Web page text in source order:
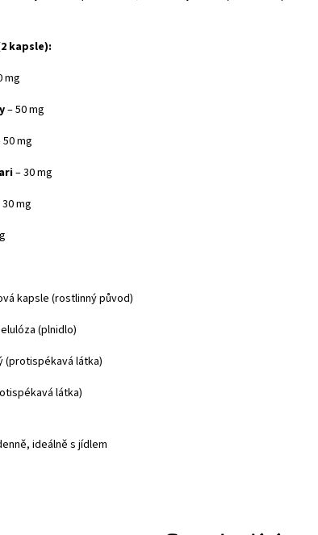
kapsle):
mg
– 50 mg
50 mg
– 30 mg
30 mg
kapsle (rostlinný původ)
(plnidlo)
(protispékavá látka)
látka)
ideálně s jídlem